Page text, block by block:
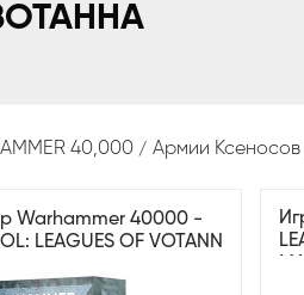
40,000 Армии Ксеносов
Warhammer 40000 -
LEAGUES OF VOTANN